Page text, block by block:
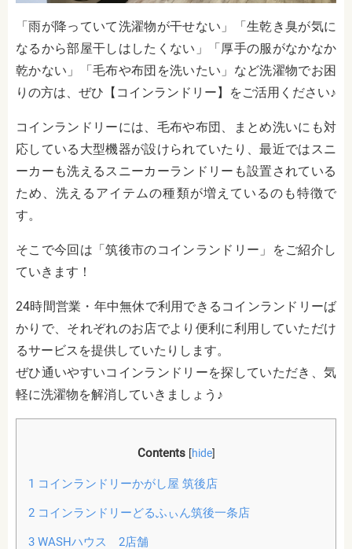
「雨が降っていて洗濯物が干せない」「生乾き臭が気に
なるから部屋干しはしたくない」「厚手の服がなかなか
乾かない」「毛布や布団を洗いたい」など洗濯物でお困
りの方は、ぜひ【コインランドリー】をご活用ください♪
コインランドリーには、毛布や布団、まとめ洗いにも対
応している大型機器が設けられていたり、最近ではスニ
ーカーも洗えるスニーカーランドリーも設置されている
ため、洗えるアイテムの種類が増えているのも特徴で
す。
そこで今回は「筑後市のコインランドリー」をご紹介し
ていきます！
24時間営業・年中無休で利用できるコインランドリーば
かりで、それぞれのお店でより便利に利用していただけ
るサービスを提供していたりします。
ぜひ通いやすいコインランドリーを探していただき、気
軽に洗濯物を解消していきましょう♪
Contents [hide]
1 コインランドリーかがし屋 筑後店
2コインランドリーどるふぃん筑後一条店
3WASHハウス 2店舗